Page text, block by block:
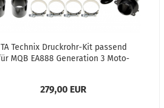
TA Tech­nix Druckrohr-​​Kit pas­send
MQB EA888 Ge­nera­ti­on 3 Mo­to­
279,00 EUR